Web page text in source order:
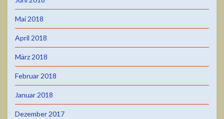
Mai 2018
April 2018
März 2018
Februar 2018
Januar 2018
Dezember 2017